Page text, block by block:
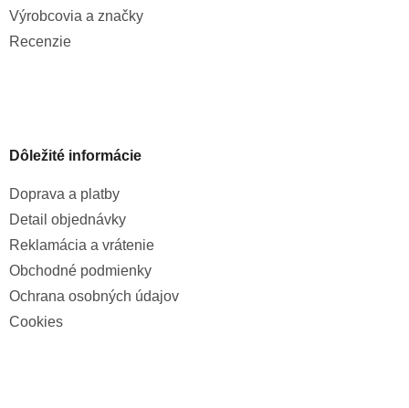
Výrobcovia a značky
Recenzie
Dôležité informácie
Doprava a platby
Detail objednávky
Reklamácia a vrátenie
Obchodné podmienky
Ochrana osobných údajov
Cookies